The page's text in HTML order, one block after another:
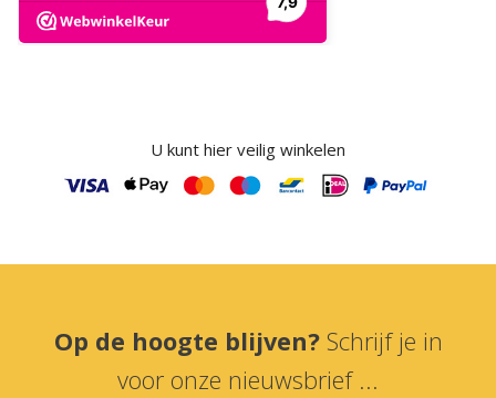
U kunt hier veilig winkelen
Op de hoogte blijven? Schrijf je in
voor onze nieuwsbrief ...